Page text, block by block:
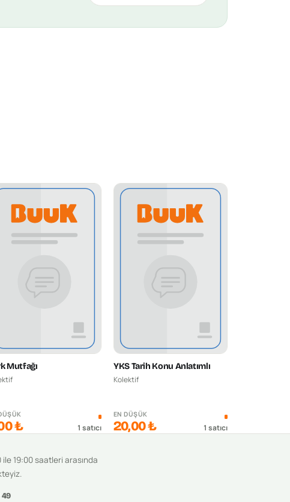
Mutfağı
₺ 1 satıcı
YKS Tarih Konu Anlatımlı
Kolektif
EN DÜŞÜK
20,00 ₺ 1 satıcı
19:00 saatleri arasında
49